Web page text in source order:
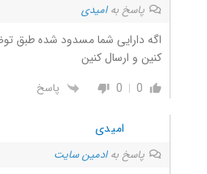
پاسخ بهامیدی
اگه دارایی شما مسدود شده طبق
کنین و ارسال کنین
0
0 پاسخ
امیدی
پاسخ بهادمین سایت